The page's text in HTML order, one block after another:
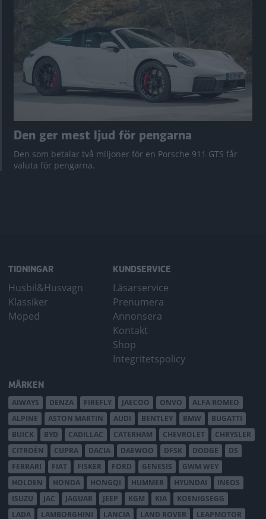
Den ger mest ljud för pengarna
Den som betalar två miljoner för en Porsche 911 GTS får
valuta för pengarna.
TIDNINGAR
Husbil&Husvagn
Klassiker
Moped
KUNDSERVICE
Läsarservice
Prenumera
Annonsera
Kontakt
Shop
Integritetspolicy
MÄRKEN
AIWAYS DENZA FIREFLY JAECOO ONVO
ALFA ROMEO
ALPINE
ASTON MARTIN AUDI BENTLEY BMW
BUGATTI
BUICK
BYD CADILLAC CATERHAM CHEVROLET
CHRYSLER
CITROËN
CUPRA DACIA DAEWOO DFSK DODGE
DS
FERRARI
FIAT FISKER FORD GENESIS
GWM WEY
HOLDEN
HONDA HONGQI HUMMER HYUNDAI
INEOS
ISUZU
JAC JAGUAR JEEP KGM KIA
KOENIGSEGG
LADA
LAMBORGHINI LANCIA LAND ROVER LEAPMOTOR